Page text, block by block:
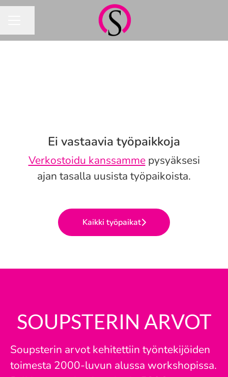
Ei vastaavia työpaikkoja
Verkostoidu kanssammepysyäksesi
ajan tasalla uusista työpaikoista.
Kaikki työpaikat
SOUPSTERIN ARVOT
Soupsterin arvot kehitettiin työntekijöiden
toimesta 2000-luvun alussa workshopissa.